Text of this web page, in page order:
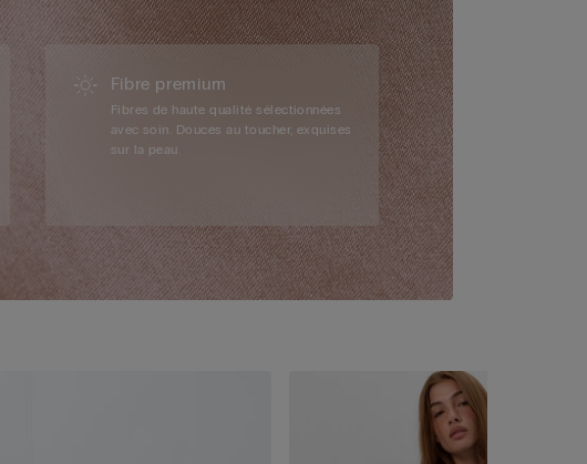
Fibre premium
Fibres de haute qualité sélectionnées
avec soin. Douces au toucher, exquises
sur la peau.